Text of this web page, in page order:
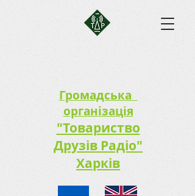
Громадська
організація
"Товариство
Друзів Радіо"
Харків